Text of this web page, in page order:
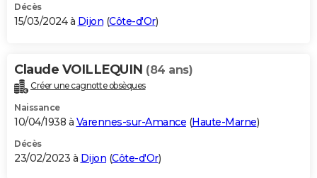
Décès
15/03/2024 à Dijon (Côte-d'Or)
Claude VOILLEQUIN (84 ans)
Créer une cagnotte obsèques
Naissance
10/04/1938 à Varennes-sur-Amance (Haute-Marne)
Décès
23/02/2023 à Dijon (Côte-d'Or)